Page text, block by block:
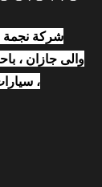
شركة نجمة
والى جازان ،
،